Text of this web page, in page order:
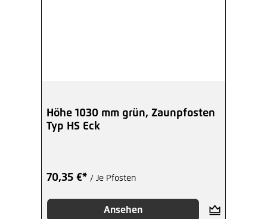
Höhe 1030 mm grün, Zaunpfosten
Typ HS Eck
70,35 €* / Je Pfosten
Ansehen